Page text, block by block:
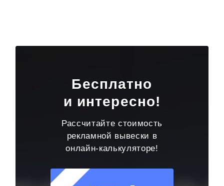
Бесплатно
и интересно!
Рассчитайте стоимость
рекламной вывески в
онлайн-калькуляторе!